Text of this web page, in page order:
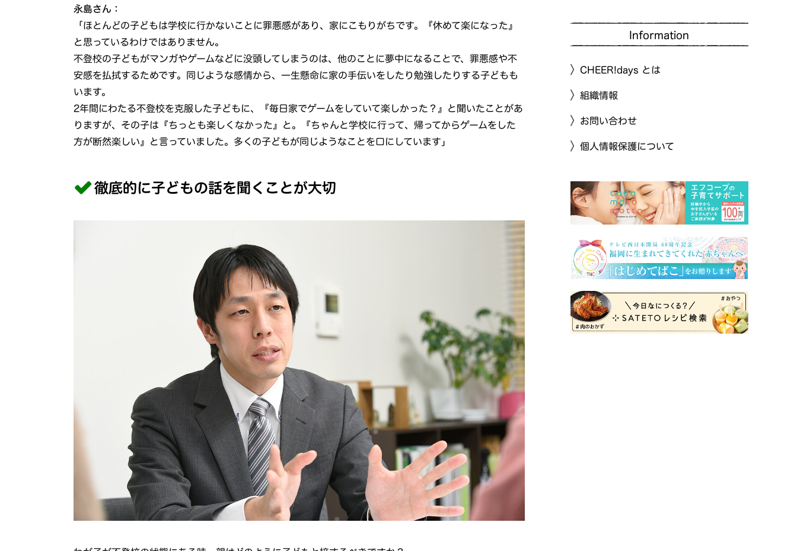
永島さん：
「ほとんどの子どもは学校に行かないことに罪悪感があり、家にこもりがちです。『休めて楽になった』
と思っているわけではありません。
不登校の子どもがマンガやゲームなどに没頭してしまうのは、他のことに夢中になることで、罪悪感や不
安感を払拭するためです。同じような感情から、一生懸命に家の手伝いをしたり勉強したりする子どもも
います。
2年間にわたる不登校を克服した子どもに、『毎日家でゲームをしていて楽しかった？』と聞いたことがあ
りますが、その子は『ちっとも楽しくなかった』と。『ちゃんと学校に行って、帰ってからゲームをした
方が断然楽しい』と言っていました。多くの子どもが同じようなことを口にしています」
徹底的に子どもの話を聞くことが大切
Information
CHEER!days とは
組織情報
お問い合わせ
個人情報保護について